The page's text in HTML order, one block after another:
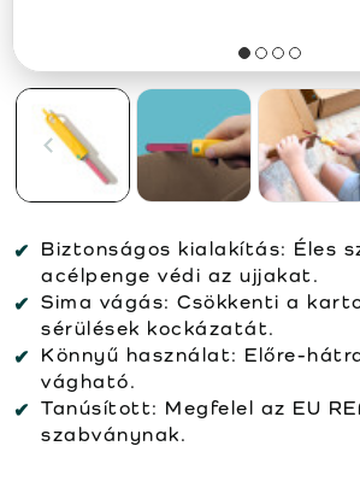
Biztonságos kialakítás: Éles
acélpenge védi az ujjakat.
Sima vágás: Csökkenti a
sérülések kockázatát.
Könnyű használat: Előre-
vágható.
Tanúsított: Megfelel az EU
szabványnak.